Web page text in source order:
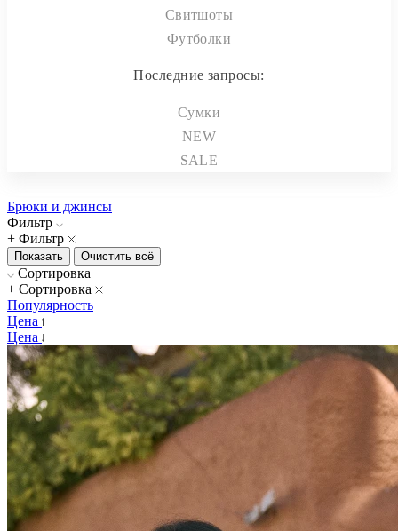
Свитшоты
Футболки
Последние запросы:
Сумки
NEW
SALE
Брюки и джинсы
Фильтр
+ Фильтр
Сортировка
+ Сортировка
Популярность
Цена
Цена